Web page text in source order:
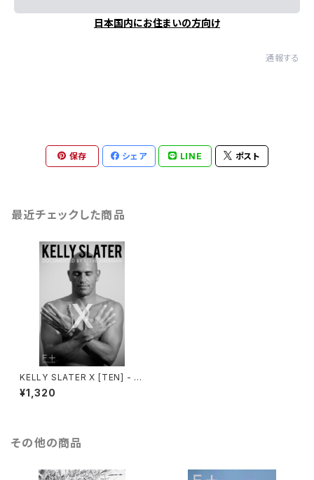
日本国内にお住まいの方向け
通報する
保存 シェア LINE ポスト
最近チェックした商品
KELLY SLATER X [TEN] - D
OCUMENTARY BY STEVE S
HERMAN
¥1,320
その他の商品